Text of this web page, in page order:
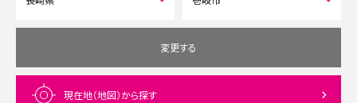
データチャージサイト
変更する
現在地（地図）から探す